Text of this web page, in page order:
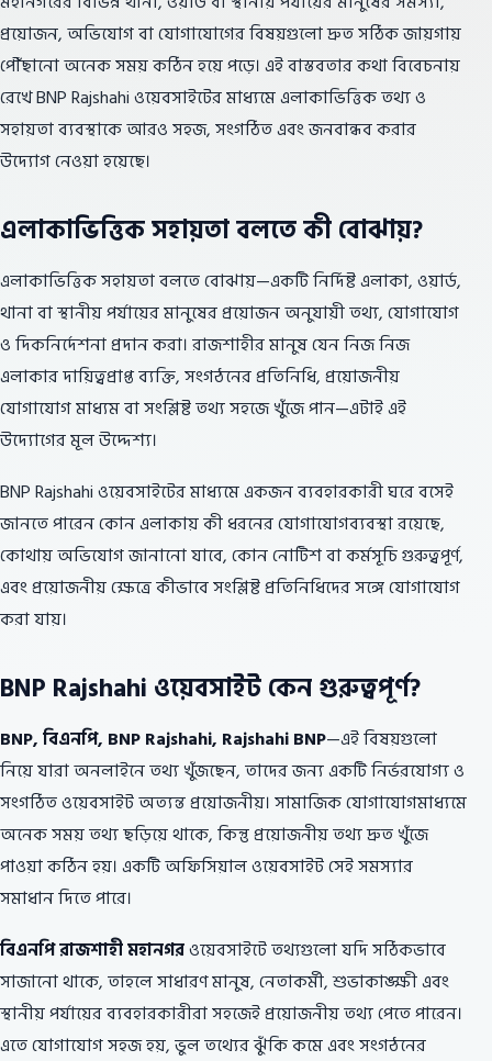
প্রয়োজন, অভিযোগ বা যোগাযোগের বিষয়গুলো দ্রুত সঠিক জায়গায়
পৌঁছানো অনেক সময় কঠিন হয়ে পড়ে। এই বাস্তবতার কথা বিবেচনায়
রেখে BNP Rajshahi ওয়েবসাইটের মাধ্যমে এলাকাভিত্তিক তথ্য ও
সহায়তা ব্যবস্থাকে আরও সহজ, সংগঠিত এবং জনবান্ধব করার
উদ্যোগ নেওয়া হয়েছে।
এলাকাভিত্তিক সহায়তা বলতে কী বোঝায়?
এলাকাভিত্তিক সহায়তা বলতে বোঝায়—একটি নির্দিষ্ট এলাকা, ওয়ার্ড,
থানা বা স্থানীয় পর্যায়ের মানুষের প্রয়োজন অনুযায়ী তথ্য, যোগাযোগ
ও দিকনির্দেশনা প্রদান করা। রাজশাহীর মানুষ যেন নিজ নিজ
এলাকার দায়িত্বপ্রাপ্ত ব্যক্তি, সংগঠনের প্রতিনিধি, প্রয়োজনীয়
যোগাযোগ মাধ্যম বা সংশ্লিষ্ট তথ্য সহজে খুঁজে পান—এটাই এই
উদ্যোগের মূল উদ্দেশ্য।
BNP Rajshahi ওয়েবসাইটের মাধ্যমে একজন ব্যবহারকারী ঘরে বসেই
জানতে পারেন কোন এলাকায় কী ধরনের যোগাযোগব্যবস্থা রয়েছে,
কোথায় অভিযোগ জানানো যাবে, কোন নোটিশ বা কর্মসূচি গুরুত্বপূর্ণ,
এবং প্রয়োজনীয় ক্ষেত্রে কীভাবে সংশ্লিষ্ট প্রতিনিধিদের সঙ্গে যোগাযোগ
করা যায়।
BNP Rajshahi ওয়েবসাইট কেন গুরুত্বপূর্ণ?
BNP, বিএনপি, BNP Rajshahi, Rajshahi BNP—এই বিষয়গুলো
নিয়ে যারা অনলাইনে তথ্য খুঁজছেন, তাদের জন্য একটি নির্ভরযোগ্য ও
সংগঠিত ওয়েবসাইট অত্যন্ত প্রয়োজনীয়। সামাজিক যোগাযোগমাধ্যমে
অনেক সময় তথ্য ছড়িয়ে থাকে, কিন্তু প্রয়োজনীয় তথ্য দ্রুত খুঁজে
পাওয়া কঠিন হয়। একটি অফিসিয়াল ওয়েবসাইট সেই সমস্যার
সমাধান দিতে পারে।
বিএনপি রাজশাহী মহানগরওয়েবসাইটে তথ্যগুলো যদি সঠিকভাবে
সাজানো থাকে, তাহলে সাধারণ মানুষ, নেতাকর্মী, শুভাকাঙ্ক্ষী এবং
স্থানীয় পর্যায়ের ব্যবহারকারীরা সহজেই প্রয়োজনীয় তথ্য পেতে পারেন।
এতে যোগাযোগ সহজ হয়, ভুল তথ্যের ঝুঁকি কমে এবং সংগঠনের